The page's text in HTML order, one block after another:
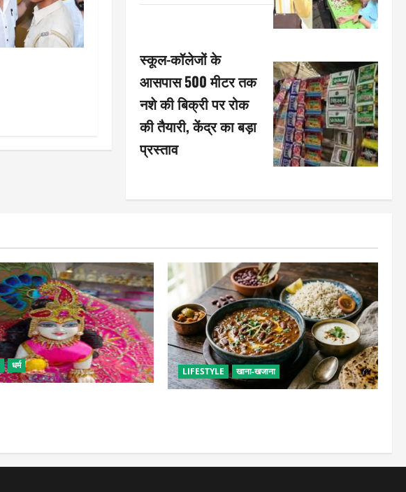
स्कूल-कॉलेजों के
आसपास 500 मीटर तक
नशे की बिक्री पर रोक
की तैयारी, केंद्र का बड़ा
प्रस्ताव
धर्म
LIFESTYLE खाना-खजाना